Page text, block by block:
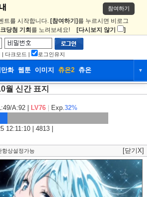
참여하기
트를 시작합니다. [참여하기] 를 누르시면 비로그
당첨 기회 를 노려보세요! [다시보지 않기 ]
| 다크모드 | 로그인유지
화 웹툰 이미지 츄온2 츄온 ▼
뉴스
이미지 츄온2
월 신간 표지
A:92 | LV76 Exp.32%
12:11:10 | 4813 |
항상설정가능 [닫기X]